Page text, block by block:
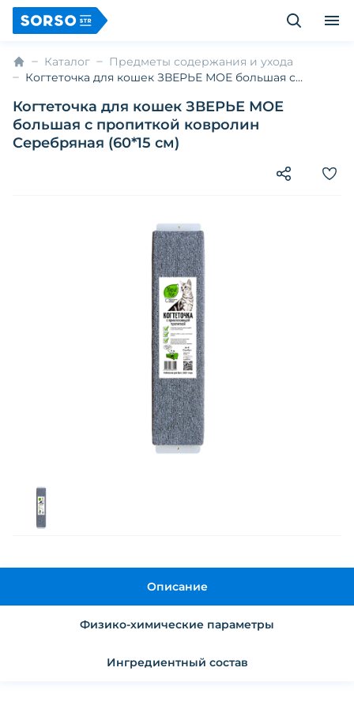
Каталог
Предметы содержания и ухода
Когтеточка для кошек ЗВЕРЬЕ МОЕ большая с
Когтеточка для кошек ЗВЕРЬЕ МОЕ
большая с пропиткой ковролин
Серебряная (60*15 см)
Описание
Физико-химические параметры
Ингредиентный состав